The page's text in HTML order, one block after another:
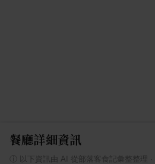
餐廳詳細資訊
ⓘ 以下資訊由 AI 從部落客食記彙整整理